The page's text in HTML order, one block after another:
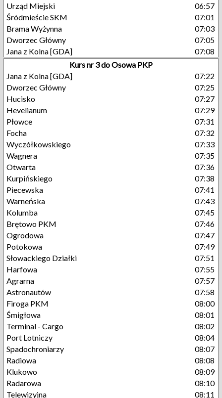
Urząd Miejski
06:57
Śródmieście SKM
07:01
Brama Wyżynna
07:03
Dworzec Główny
07:05
Jana z Kolna [GDA]
07:08
Kurs nr 3 do Osowa PKP
Jana z Kolna [GDA]
07:22
Dworzec Główny
07:25
Hucisko
07:27
Hevelianum
07:29
Płowce
07:31
Focha
07:32
Wyczółkowskiego
07:33
Wagnera
07:35
Otwarta
07:36
Kurpińskiego
07:38
Piecewska
07:41
Warneńska
07:43
Kolumba
07:45
Brętowo PKM
07:46
Ogrodowa
07:47
Potokowa
07:49
Słowackiego Działki
07:51
Harfowa
07:55
Agrarna
07:57
Astronautów
07:58
Firoga PKM
08:00
Śmigłowa
08:01
Terminal - Cargo
08:02
Port Lotniczy
08:04
Spadochroniarzy
08:07
Radiowa
08:08
Klukowo
08:09
Radarowa
08:10
Telewizyjna
08:11